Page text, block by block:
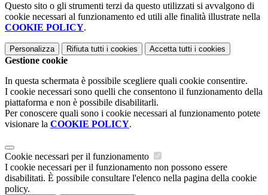
Questo sito o gli strumenti terzi da questo utilizzati si avvalgono di
cookie necessari al funzionamento ed utili alle finalità illustrate nella
COOKIE POLICY.
Personalizza Rifiuta tutti i cookies Accetta tutti i cookies
Gestione cookie
In questa schermata è possibile scegliere quali cookie consentire.
I cookie necessari sono quelli che consentono il funzionamento della
piattaforma e non è possibile disabilitarli.
Per conoscere quali sono i cookie necessari al funzionamento potete
visionare la COOKIE POLICY.
Cookie necessari per il funzionamento
I cookie necessari per il funzionamento non possono essere
disabilitati. È possibile consultare l'elenco nella pagina della cookie
policy.